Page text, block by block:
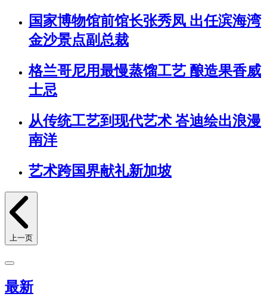
国家博物馆前馆长张秀凤 出任滨海湾
金沙景点副总裁
格兰哥尼用最慢蒸馏工艺 酿造果香威
士忌
从传统工艺到现代艺术 峇迪绘出浪漫
南洋
艺术跨国界献礼新加坡
上一页
最新